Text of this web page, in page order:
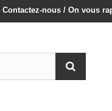
Contactez-nous / On vous